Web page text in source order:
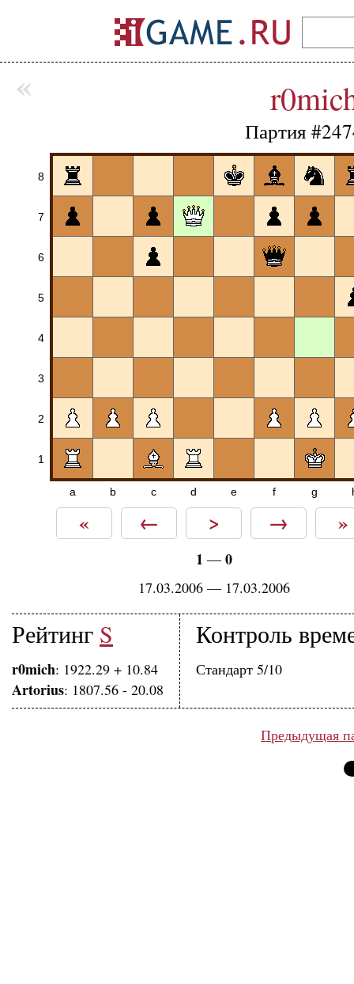
Партия
8
7
6
5
4
3
2
1
a b c d e f g
« ← > → »
1 — 0
17.03.2006 — 17.03.2006
Рейтинг S
r0mich: 1922.29 + 10.84
Artorius: 1807.56 - 20.08
Контроль
Стандарт 5/10
Предыдущая
«